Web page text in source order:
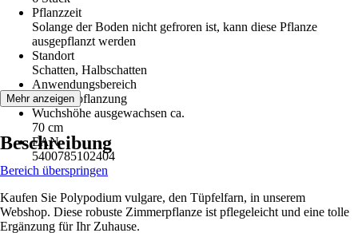
Pflanzzeit
Solange der Boden nicht gefroren ist, kann diese Pflanze
ausgepflanzt werden
Standort
Schatten, Halbschatten
Anwendungsbereich
Gruppenpflanzung
Wuchshöhe ausgewachsen ca.
70 cm
EAN
5400785102404
Mehr anzeigen
Beschreibung
Bereich überspringen
Kaufen Sie Polypodium vulgare, den Tüpfelfarn, in unserem
Webshop. Diese robuste Zimmerpflanze ist pflegeleicht und eine tolle
Ergänzung für Ihr Zuhause.